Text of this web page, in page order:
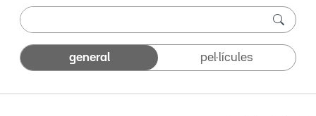
general pel·lícules